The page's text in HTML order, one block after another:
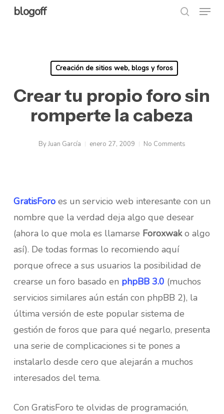
Skipblogoff Menu
Creación de sitios web, blogs y foros
Crear tu propio foro sin
romperte la cabeza
ByJuan García enero 27, 2009 No Comments
GratisForoes un servicio web interesante con un
nombre que la verdad deja algo que desear
(ahora lo que mola es llamarse Foroxwako algo
así). De todas formas lo recomiendo aquí
porque ofrece a sus usuarios la posibilidad de
crearse un foro basado en phpBB 3.0 (muchos
servicios similares aún están con phpBB 2), la
última versión de este popular sistema de
gestión de foros que para qué negarlo, presenta
una serie de complicaciones si te pones a
instalarlo desde cero que alejarán a muchos
interesados del tema.
Con GratisForo te olvidas de programación,